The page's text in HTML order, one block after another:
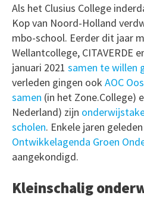
Als het Clusius College
Kop van Noord-Holland
mbo-school. Eerder dit jaar
Wellantcollege, CITAVERDE
januari 2021 samen te willen
verleden gingen ook AOC
samen (in het Zone.College)
Nederland) zijn
scholen. Enkele jaren
Ontwikkelagenda Groen
aangekondigd.
Kleinschalig